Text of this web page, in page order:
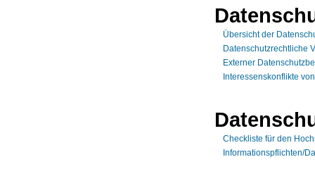
Übersicht der
Datenschutzrechtliche
Externer
Interessenskonflikte
Checkliste für den
Informationspflichten/